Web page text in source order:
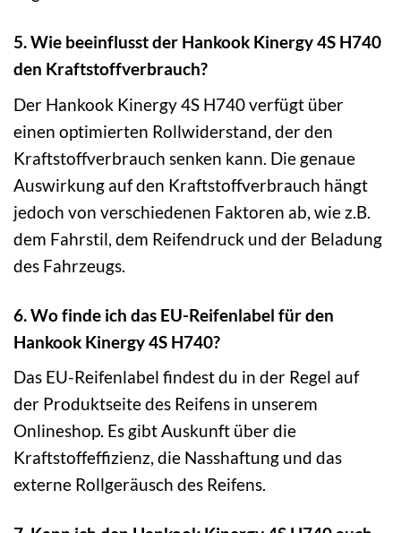
5. Wie beeinflusst der Hankook Kinergy 4S H740
den Kraftstoffverbrauch?
Der Hankook Kinergy 4S H740 verfügt über
einen optimierten Rollwiderstand, der den
Kraftstoffverbrauch senken kann. Die genaue
Auswirkung auf den Kraftstoffverbrauch hängt
jedoch von verschiedenen Faktoren ab, wie z.B.
dem Fahrstil, dem Reifendruck und der Beladung
des Fahrzeugs.
6. Wo finde ich das EU-Reifenlabel für den
Hankook Kinergy 4S H740?
Das EU-Reifenlabel findest du in der Regel auf
der Produktseite des Reifens in unserem
Onlineshop. Es gibt Auskunft über die
Kraftstoffeffizienz, die Nasshaftung und das
externe Rollgeräusch des Reifens.